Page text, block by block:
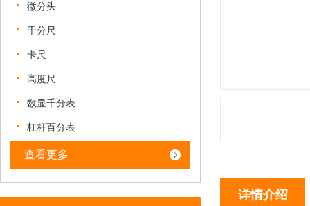
微分头
千分尺
卡尺
高度尺
数显千分表
杠杆百分表
查看更多
详情介绍